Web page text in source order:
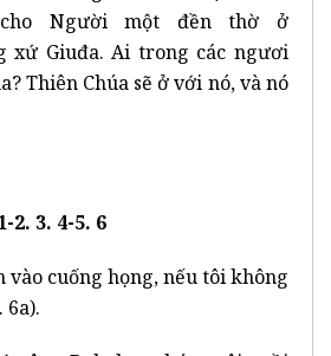
Người một đền thờ ở
xứ Giuđa. Ai trong các ngươi
Thiên Chúa sẽ ở với nó, và nó
2. 3. 4-5. 6
cuống họng, nếu tôi không